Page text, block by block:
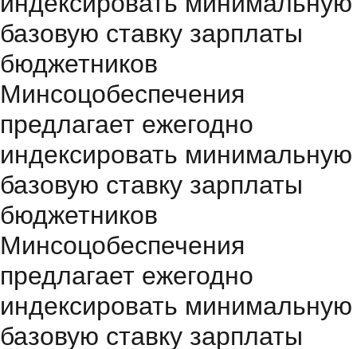
базовую ставку зарплаты
бюджетников
Минсоцобеспечения
предлагает ежегодно
индексировать минимальную
базовую ставку зарплаты
бюджетников
Минсоцобеспечения
предлагает ежегодно
индексировать минимальную
базовую ставку зарплаты